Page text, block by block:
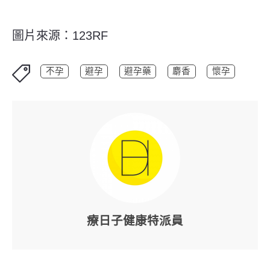
圖片來源：123RF
不孕 避孕 避孕藥 麝香 懷孕
療日子健康特派員